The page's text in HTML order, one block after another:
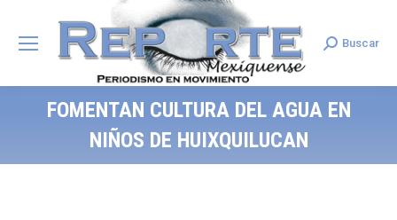
Search:
Buscar
FOMENTAN CULTURA DEL AGUA EN
NIÑOS DE HUIXQUILUCAN